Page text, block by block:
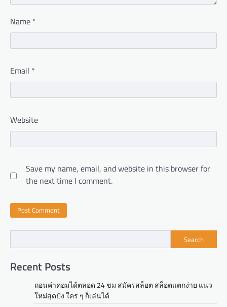
Name *
Email *
Website
Save my name, email, and website in this browser for
the next time I comment.
Search
Recent Posts
ถอนค่าคอมได้ตลอด 24 ชม สมัครสล็อต สล็อตแตกง่าย แนว
ใหม่สุดปัง ใคร ๆ ก็เล่นได้